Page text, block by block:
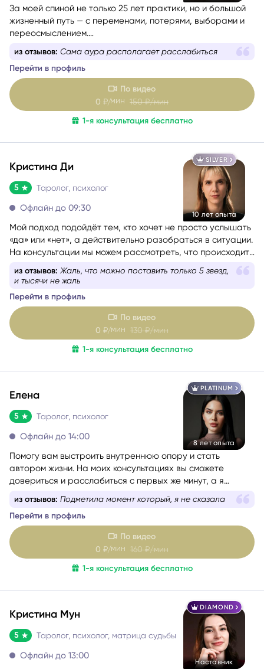
За моей спиной не только 25 лет практики, но и большой
жизненный путь — с переменами, потерями, выборами и
переосмыслением.
вопросов, а снаружи нет ясности.
из отзывов: Сама аура располагает расслабиться
Перейти в профиль
По видео
0 ₽/мин150 ₽/мин
1-я консультация бесплатно
SILVER
10 лет опыта
Кристина Ди
5 Таролог, психолог
Офлайн до 09:30
Мой подход подойдёт тем, кто хочет не просто услышать
«да» или «нет», а действительно разобраться в ситуации.
На консультации мы можем рассмотреть, что происходит
каковы намерения и чувства других людей, какие
какой путь может быть наиболее благоприятным именно
для вас.
из отзывов: Всегда поможет, поддержит, объяснит
Перейти в профиль
По видео
₽/мин130 ₽/мин
1-я консультация бесплатно
8 лет опыта
Помогу вам выстроить внутреннюю опору и стать
автором жизни. На моих консультациях вы сможете
довериться и расслабиться с первых же минут, а я
постараюсь сделать даже самые короткие встречи
максимально полезными.
Перейти в профиль
По видео
₽/мин160 ₽/мин
1-я консультация бесплатно
Наставник
Более 9-и лет занимаюсь консультированием и